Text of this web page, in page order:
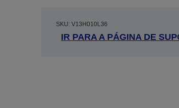
SKU: V13H010L36
IR PARA A PÁGINA DE